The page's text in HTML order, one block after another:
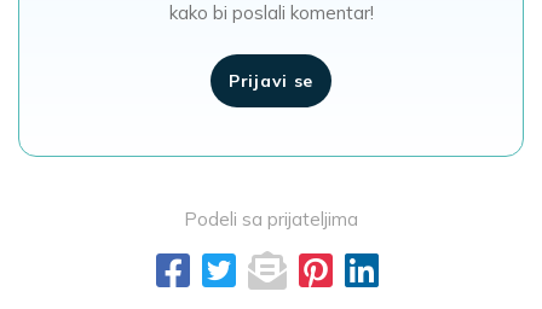
kako bi poslali komentar!
Prijavi se
Podeli sa prijateljima